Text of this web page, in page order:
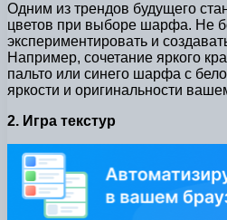
Одним из трендов будущего
цветов при выборе шарфа. Не
экспериментировать и
Например, сочетание яркого
пальто или синего шарфа с
яркости и оригинальности
2. Игра текстур